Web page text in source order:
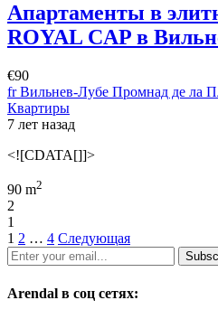
Апартаменты в
ROYAL CAP в
€90
fr Вильнев-Лубе Промнад де ла
Квартиры
7 лет назад
<![CDATA[]]>
90 m2
2
1
1 2 … 4 Следующая
Arendal в соц сетях: